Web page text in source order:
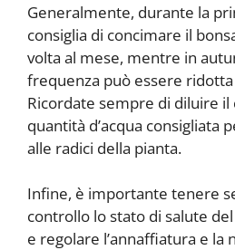
Generalmente, durante la
consiglia di concimare il
volta al mese, mentre in
frequenza può essere
Ricordate sempre di diluire il
quantità d’acqua consigliata
alle radici della pianta.
Infine, è importante tenere
controllo lo stato di salute
e regolare l’annaffiatura e la